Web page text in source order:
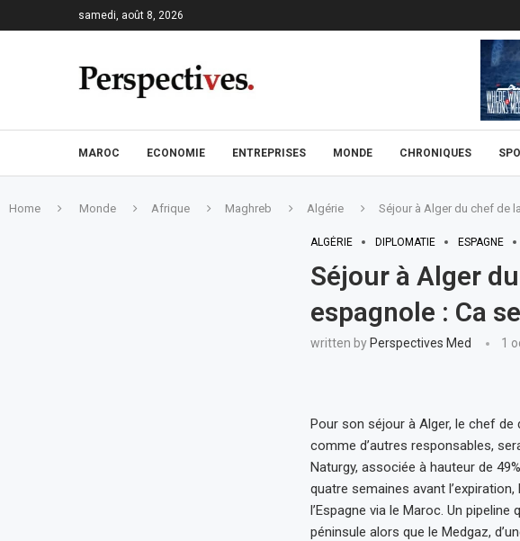
samedi, août 8, 2026
MAROC ECONOMIE ENTREPRISES MONDE CHRONIQUES
Home Monde Afrique Maghreb Algérie Séjour à Alger du chef de
ALGÉRIE DIPLOMATIE ESPAGNE
Séjour à Alger
espagnole : Ca
written by Perspectives Med 1
Pour son séjour à Alger, le chef
comme d’autres responsables,
Naturgy, associée à hauteur de
quatre semaines avant
l’Espagne via le Maroc. Un
péninsule alors que le Medgaz,